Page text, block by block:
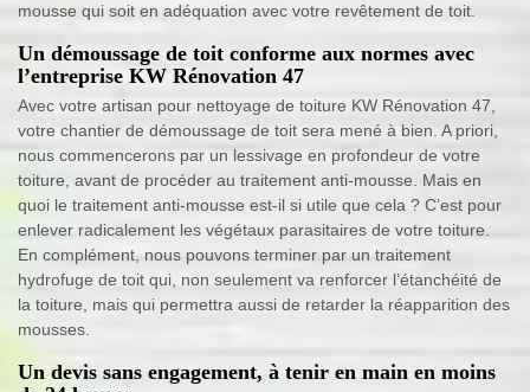
mousse qui soit en adéquation avec votre revêtement de toit.
Un démoussage de toit conforme aux normes avec
l’entreprise KW Rénovation 47
Avec votre artisan pour nettoyage de toiture KW Rénovation 47,
votre chantier de démoussage de toit sera mené à bien. A priori,
nous commencerons par un lessivage en profondeur de votre
toiture, avant de procéder au traitement anti-mousse. Mais en
quoi le traitement anti-mousse est-il si utile que cela ? C’est pour
enlever radicalement les végétaux parasitaires de votre toiture.
En complément, nous pouvons terminer par un traitement
hydrofuge de toit qui, non seulement va renforcer l’étanchéité de
la toiture, mais qui permettra aussi de retarder la réapparition des
mousses.
Un devis sans engagement, à tenir en main en moins